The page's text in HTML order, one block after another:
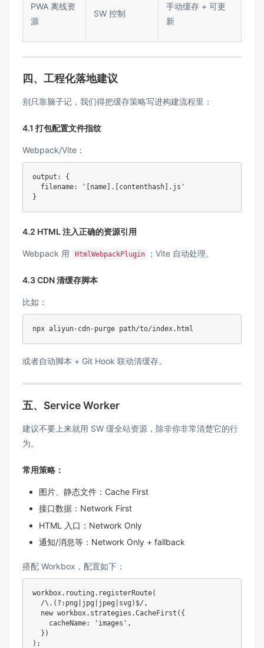
PWA 离线资
源
SW 控制
手动缓存 + 可更
新
四、工程化落地建议
别只靠脑子记，我们得把缓存策略写进构建流程里：
4.1 打包配置文件指纹
Webpack/Vite：
output: {
  filename: '[name].[contenthash].js'
}
4.2 HTML 注入正确的资源引用
Webpack 用 HtmlWebpackPlugin ；Vite 自动处理。
4.3 CDN 清缓存脚本
比如：
npx aliyun-cdn-purge path/to/index.html
或者自动脚本 + Git Hook 联动清缓存。
五、Service Worker
建议不要上来就用 SW 缓全站资源，除非你非常清楚它的行
为。
常用策略：
图片、静态文件：Cache First
接口数据：Network First
HTML 入口：Network Only
通知/消息等：Network Only + fallback
搭配 Workbox，配置如下：
workbox.routing.registerRoute(
  /\.(?:png|jpg|jpeg|svg)$/,
  new workbox.strategies.CacheFirst({
    cacheName: 'images',
  })
);